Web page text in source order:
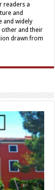
readers a
and
and widely
other and their
drawn from